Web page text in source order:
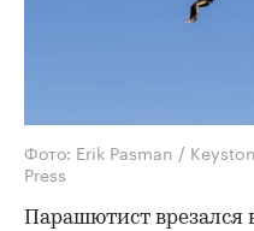
Фото: Erik Pasman /
Press
Парашютист